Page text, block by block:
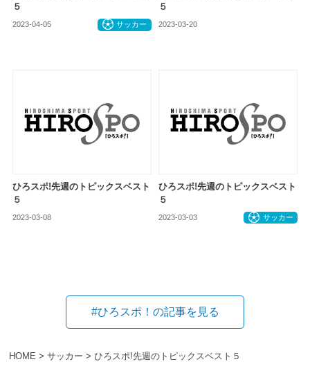
HOME > サッカー > ひろスポ!先週のトピックスベスト５
５
2023-04-05 サッカー
５
2023-03-20
ひろスポ!先週のトピックスベスト
５
2023-03-08
ひろスポ!先週のトピックスベスト
５
2023-03-03 サッカー
#ひろスポ！の記事を見る